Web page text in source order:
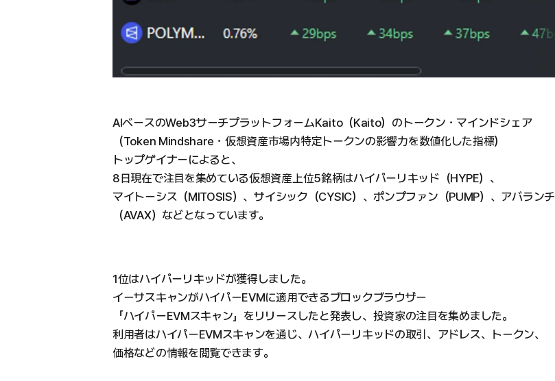
AIベースのWeb3サーチプラットフォームKaito（Kaito）のトークン・マインドシェア
（Token Mindshare・仮想資産市場内特定トークンの影響力を数値化した指標）
トップゲイナーによると、
8日現在で注目を集めている仮想資産上位5銘柄はハイパーリキッド（HYPE）、
マイトーシス（MITOSIS）、サイシック（CYSIC）、ポンプファン（PUMP）、アバランチ
（AVAX）などとなっています。
1位はハイパーリキッドが獲得しました。
イーサスキャンがハイパーEVMに適用できるブロックブラウザー
「ハイパーEVMスキャン」をリリースしたと発表し、投資家の注目を集めました。
利用者はハイパーEVMスキャンを通じ、ハイパーリキッドの取引、アドレス、トークン、
価格などの情報を閲覧できます。